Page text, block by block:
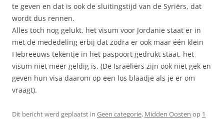
te geven en dat is ook de sluitingstijd van de Syriërs, dat
wordt dus rennen.
Alles toch nog gelukt, het visum voor Jordanië staat er in
met de mededeling erbij dat zodra er ook maar één klein
Hebreeuws tekentje in het paspoort gedrukt staat, het
visum niet meer geldig is. (De Israëliërs zijn ook niet gek en
geven hun visa daarom op een los blaadje als je er om
vraagt).
Dit bericht werd geplaatst in Geen categorie, Midden Oosten op 1